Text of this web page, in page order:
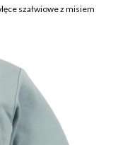
szałwiowe z misiem